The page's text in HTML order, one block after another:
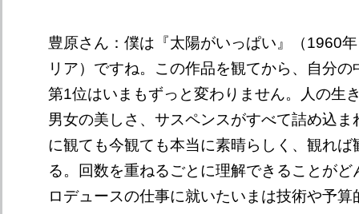
豊原さん：僕は『太陽がいっぱい』（1960
リア）ですね。この作品を観てから、自分
第1位はいまもずっと変わりません。人の生
男女の美しさ、サスペンスがすべて詰め込ま
に観ても今観ても本当に素晴らしく、観れば
る。回数を重ねるごとに理解できることがど
ロデュースの仕事に就いたいまは技術や予算